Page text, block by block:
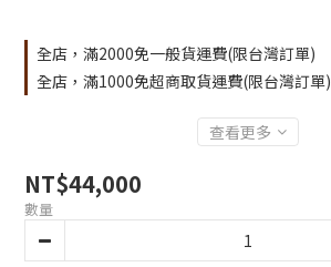
全店，滿2000免一般貨運費(限台灣訂單)
全店，滿1000免超商取貨運費(限台灣訂單)
查看更多
NT$44,000
數量